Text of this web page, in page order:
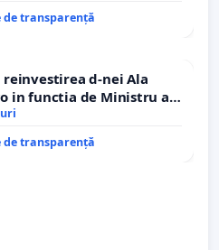
transparență
reinvestirea d-nei Ala
in functia de Ministru al
transparență